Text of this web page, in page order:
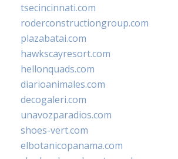
tsecincinnati.com
roderconstructiongroup.com
plazabatai.com
hawkscayresort.com
hellonquads.com
diarioanimales.com
decogaleri.com
unavozparadios.com
shoes-vert.com
elbotanicopanama.com